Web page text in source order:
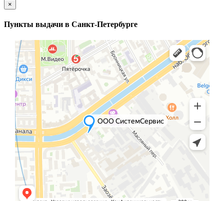
×
Пункты выдачи в Санкт-Петербурге